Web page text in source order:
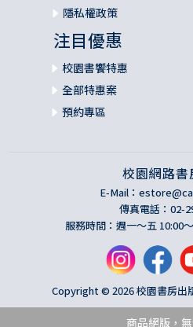
隱私權政策
注目優惠
校園書饗特惠
全部特惠案
預約專區
校園網路書
E-Mail：
傳真電話：02-
服務時間：週一～五 10:00
Copyright © 2026 校園書房
商品絕版，